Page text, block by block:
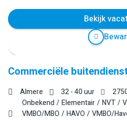
Bekijk
Commerciële
Almere 32 - 40 uur
Onbekend
Elementair NVT
VMBO/MBO
HAVO VMBO/